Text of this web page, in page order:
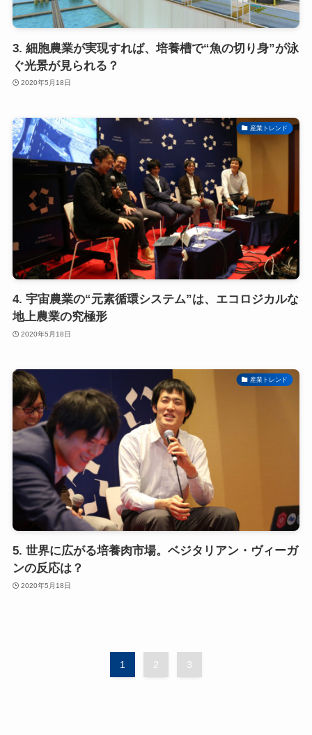
3. 細胞農業が実現すれば、培養槽で“魚の切り身”が泳
ぐ光景が見られる？
2020年5月18日
産業トレンド
4. 宇宙農業の“元素循環システム”は、エコロジカルな
地上農業の究極形
2020年5月18日
産業トレンド
5. 世界に広がる培養肉市場。ベジタリアン・ヴィーガ
ンの反応は？
2020年5月18日
1 2 3